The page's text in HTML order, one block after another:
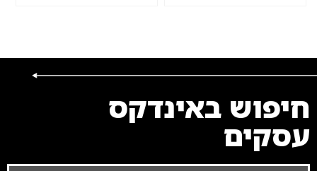
חיפוש באינדקס
עסקים